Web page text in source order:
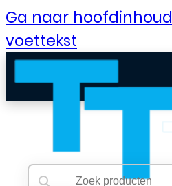
Ga naar hoofdinhoud
voettekst
Searchbar
Search content